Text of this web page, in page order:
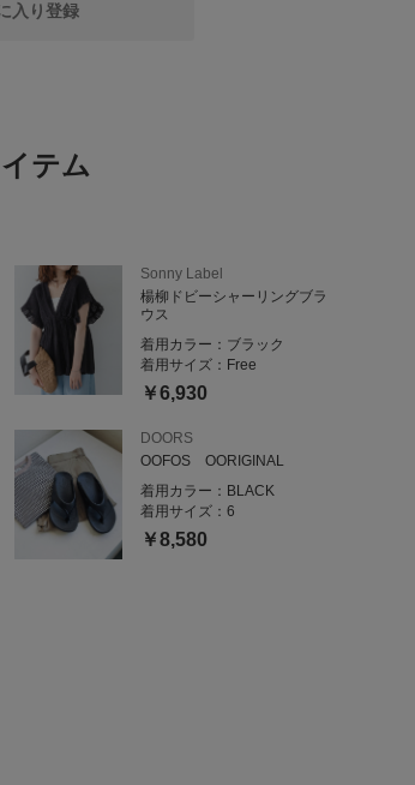
トのご相談など、お気軽にLINEでご連絡
入り登録
テム
Sonny Label
楊柳ドビーシャーリングブラ
ウス
着用カラー： ブラック
着用サイズ： Free
￥6,930
DOORS
OOFOS OORIGINAL
着用カラー： BLACK
着用サイズ： 6
￥8,580